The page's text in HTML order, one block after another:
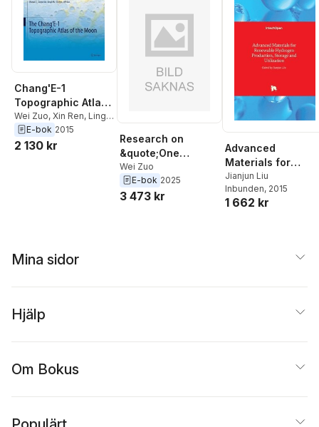
Chang'E-1
Topographic Atlas
of the Moon
Wei Zuo, Xin Ren, Lingli
Mu,Jianjun Liu
Li
E-bok 2015
2 130 kr
Research on
&quote;One
Blueprint&quote; of
City/County
Territorial Spatial
Wei Zuo
E-bok 2025
3 473 kr
Advanced
Materials for
Renewable
Hydrogen
Production,
Jianjun Liu
Inbunden, 2015
1 662 kr
Mina sidor
Hjälp
Om Bokus